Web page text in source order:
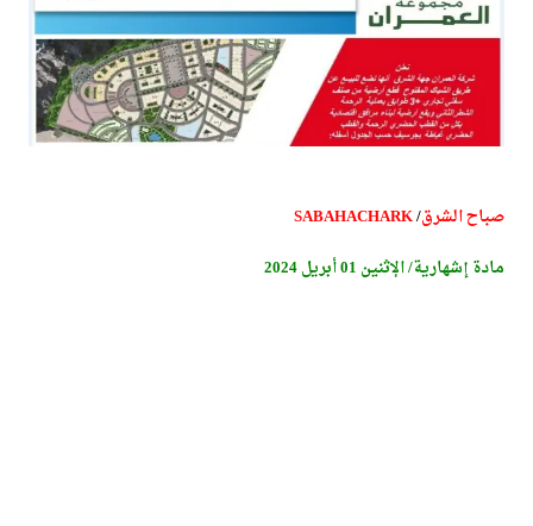
صباح الشرق/
SABAHACHARK
مادة إشهارية/ الإثنين 01 أبريل 2024